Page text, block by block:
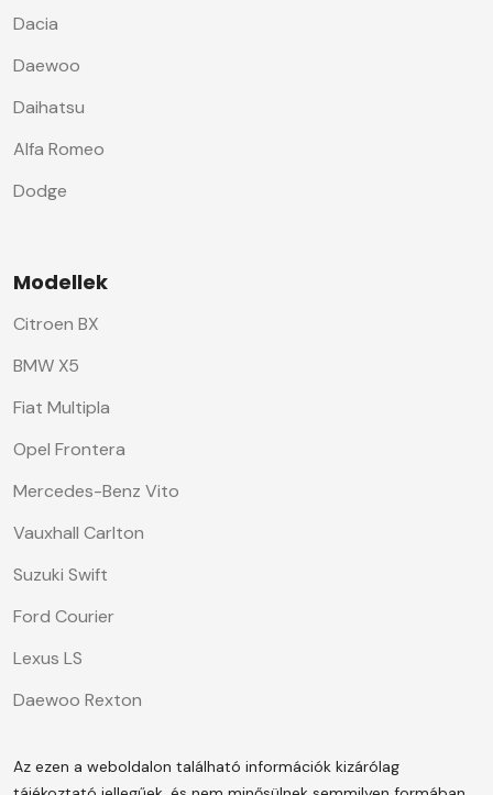
Dacia
Daewoo
Daihatsu
Alfa Romeo
Dodge
Modellek
Citroen BX
BMW X5
Fiat Multipla
Opel Frontera
Mercedes-Benz Vito
Vauxhall Carlton
Suzuki Swift
Ford Courier
Lexus LS
Daewoo Rexton
Az ezen a weboldalon található információk kizárólag